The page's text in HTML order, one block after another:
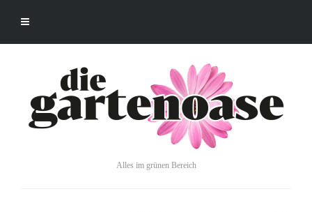
Alles im grünen Bereich